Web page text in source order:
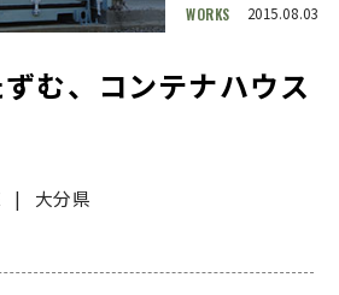
WORKS 2015.08.03
む、コンテナハウス
大分県